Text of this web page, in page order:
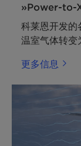
»Power-to-
科莱恩开发的
温室气体转变
更多信息